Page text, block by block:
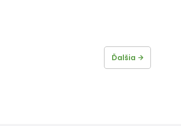
Ďalšia